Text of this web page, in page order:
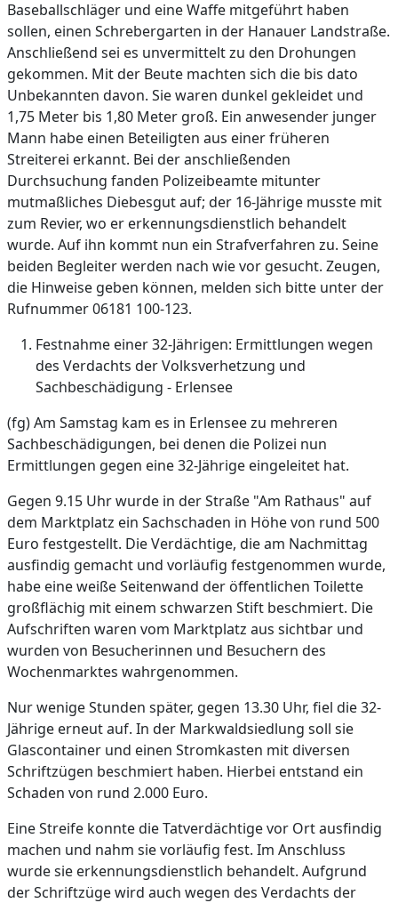
Baseballschläger und eine Waffe mitgeführt haben
sollen, einen Schrebergarten in der Hanauer Landstraße.
Anschließend sei es unvermittelt zu den Drohungen
gekommen. Mit der Beute machten sich die bis dato
Unbekannten davon. Sie waren dunkel gekleidet und
1,75 Meter bis 1,80 Meter groß. Ein anwesender junger
Mann habe einen Beteiligten aus einer früheren
Streiterei erkannt. Bei der anschließenden
Durchsuchung fanden Polizeibeamte mitunter
mutmaßliches Diebesgut auf; der 16-Jährige musste mit
zum Revier, wo er erkennungsdienstlich behandelt
wurde. Auf ihn kommt nun ein Strafverfahren zu. Seine
beiden Begleiter werden nach wie vor gesucht. Zeugen,
die Hinweise geben können, melden sich bitte unter der
Rufnummer 06181 100-123.
Festnahme einer 32-Jährigen: Ermittlungen wegen
des Verdachts der Volksverhetzung und
Sachbeschädigung - Erlensee
(fg) Am Samstag kam es in Erlensee zu mehreren
Sachbeschädigungen, bei denen die Polizei nun
Ermittlungen gegen eine 32-Jährige eingeleitet hat.
Gegen 9.15 Uhr wurde in der Straße "Am Rathaus" auf
dem Marktplatz ein Sachschaden in Höhe von rund 500
Euro festgestellt. Die Verdächtige, die am Nachmittag
ausfindig gemacht und vorläufig festgenommen wurde,
habe eine weiße Seitenwand der öffentlichen Toilette
großflächig mit einem schwarzen Stift beschmiert. Die
Aufschriften waren vom Marktplatz aus sichtbar und
wurden von Besucherinnen und Besuchern des
Wochenmarktes wahrgenommen.
Nur wenige Stunden später, gegen 13.30 Uhr, fiel die 32-
Jährige erneut auf. In der Markwaldsiedlung soll sie
Glascontainer und einen Stromkasten mit diversen
Schriftzügen beschmiert haben. Hierbei entstand ein
Schaden von rund 2.000 Euro.
Eine Streife konnte die Tatverdächtige vor Ort ausfindig
machen und nahm sie vorläufig fest. Im Anschluss
wurde sie erkennungsdienstlich behandelt. Aufgrund
der Schriftzüge wird auch wegen des Verdachts der